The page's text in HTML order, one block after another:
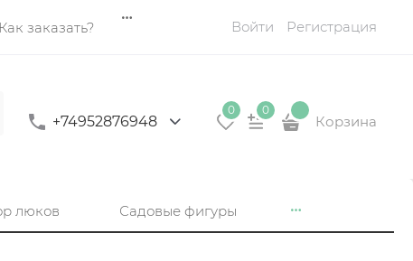
Как заказать? Войти Регистрация
+74952876948
0 0
Корзина
люков Садовые фигуры